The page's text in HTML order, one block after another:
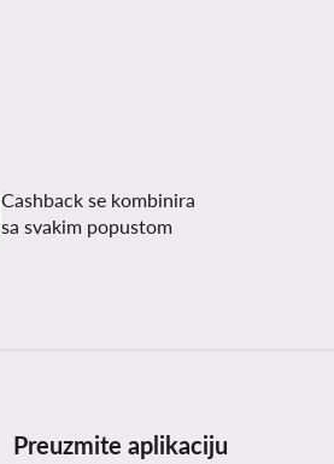
Cashback se kombinira
sa svakim popustom
Preuzmite aplikaciju